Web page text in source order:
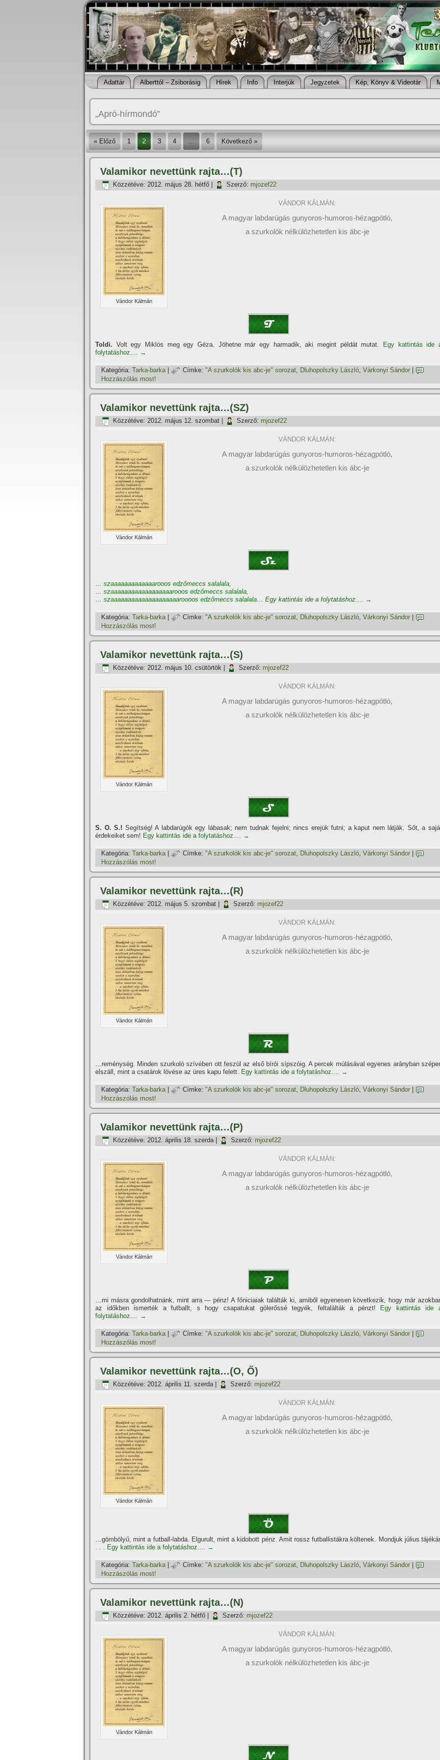
Adattár Alberttól – Zsiborásig Hí­rek Info Interjúk Jegyzetek Kép, Könyv & Videotár
„Apró-hí­rmondó”
« Előző 1 2 3 4 … 6 Következő »
Valamikor nevettünk rajta…(T)
Közzétéve: 2012. május 28. hétfő Szerző: mjozef22
Vándor Kálmán
VÁNDOR KÁLMÁN:
A magyar labdarúgás gunyoros-humoros-hézagpótló,
a szurkolók nélkülözhetetlen kis ábc-je
Toldi. Volt egy Miklós meg egy Géza. Jöhetne már egy harmadik, aki megint példát mutat.
Egy kattintás ide
folytatáshoz.... →
Kategória: Tarka-barka| Címke: "A szurkolók kis abc-je" sorozat, Dluhopolszky László, Várkonyi Sándor
Hozzászólás most!
Valamikor nevettünk rajta…(SZ)
Közzétéve: 2012. május 12. szombat Szerző: mjozef22
Vándor Kálmán
VÁNDOR KÁLMÁN:
A magyar labdarúgás gunyoros-humoros-hézagpótló,
a szurkolók nélkülözhetetlen kis ábc-je
… szaaaaaaaaaaaaarooos edzőmeccs salalala,
… szaaaaaaaaaaaaaaaaaarooos edzőmeccs salalala,
… szaaaaaaaaaaaaaaaaaaaaroooos edzőmeccs salalala… Egy kattintás ide a folytatáshoz.... →
Kategória: Tarka-barka| Címke: "A szurkolók kis abc-je" sorozat, Dluhopolszky László, Várkonyi Sándor
Hozzászólás most!
Valamikor nevettünk rajta…(S)
Közzétéve: 2012. május 10. csütörtök Szerző: mjozef22
Vándor Kálmán
VÁNDOR KÁLMÁN:
A magyar labdarúgás gunyoros-humoros-hézagpótló,
a szurkolók nélkülözhetetlen kis ábc-je
S. O. S.! Segí­tség! A labdarúgók egy lábasak; nem tudnak fejelni; nincs erejük futni; a kaput nem látják. Sőt, a
érdekeiket sem! Egy kattintás ide a folytatáshoz.... →
Kategória: Tarka-barka| Címke: "A szurkolók kis abc-je" sorozat, Dluhopolszky László, Várkonyi Sándor
Hozzászólás most!
Valamikor nevettünk rajta…(R)
Közzétéve: 2012. május 5. szombat Szerző: mjozef22
Vándor Kálmán
VÁNDOR KÁLMÁN:
A magyar labdarúgás gunyoros-humoros-hézagpótló,
a szurkolók nélkülözhetetlen kis ábc-je
…reménység. Minden szurkoló szí­vében ott feszül az első bí­rói sí­pszóig. A percek múlásával egyenes arányban
elszáll, mint a csatárok lövése az üres kapu felett. Egy kattintás ide a folytatáshoz.... →
Kategória: Tarka-barka| Címke: "A szurkolók kis abc-je" sorozat, Dluhopolszky László, Várkonyi Sándor
Hozzászólás most!
Valamikor nevettünk rajta…(P)
Közzétéve: 2012. április 18. szerda| Szerző: mjozef22
Vándor Kálmán
VÁNDOR KÁLMÁN:
A magyar labdarúgás gunyoros-humoros-hézagpótló,
a szurkolók nélkülözhetetlen kis ábc-je
…mi másra gondolhatnánk, mint arra — pénz! A főniciaiak találták ki, amiből egyenesen következik, hogy már
az időkben ismerték a futballt, s hogy csapatukat gólerőssé tegyék, feltalálták a pénzt!
Egy kattintás ide
folytatáshoz.... →
Kategória: Tarka-barka| Címke: "A szurkolók kis abc-je" sorozat, Dluhopolszky László, Várkonyi Sándor
Hozzászólás most!
Valamikor nevettünk rajta…(O, Ő)
Közzétéve: 2012. április 11. szerda| Szerző: mjozef22
Vándor Kálmán
VÁNDOR KÁLMÁN:
A magyar labdarúgás gunyoros-humoros-hézagpótló,
a szurkolók nélkülözhetetlen kis ábc-je
…gömbölyű, mint a futball-labda. Elgurult, mint a kidobott pénz. Amit rossz futballistákra költenek. Mondjuk július
. . . Egy kattintás ide a folytatáshoz.... →
Kategória: Tarka-barka| Címke: "A szurkolók kis abc-je" sorozat, Dluhopolszky László, Várkonyi Sándor
Hozzászólás most!
Valamikor nevettünk rajta…(N)
Közzétéve: 2012. április 2. hétfő Szerző: mjozef22
Vándor Kálmán
VÁNDOR KÁLMÁN:
A magyar labdarúgás gunyoros-humoros-hézagpótló,
a szurkolók nélkülözhetetlen kis ábc-je